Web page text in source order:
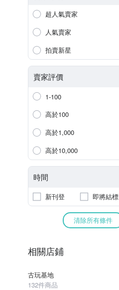
超人氣賣家
人氣賣家
拍賣新星
賣家評價
1-100
高於100
高於1,000
高於10,000
時間
新刊登 即將結標
清除所有條件
相關店鋪
古玩基地
132件商品